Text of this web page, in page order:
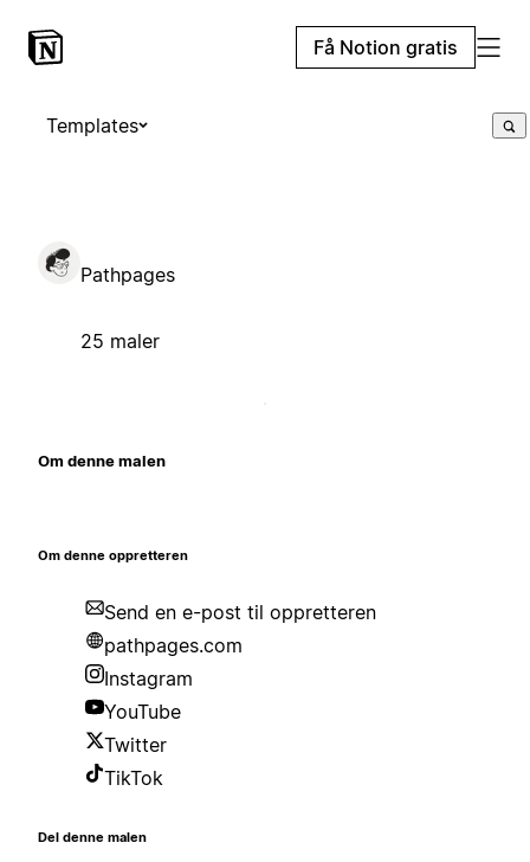
Få Notion gratis
Templates
Pathpages
25 maler
Om denne malen
Om denne oppretteren
Send en e-post til oppretteren
pathpages.com
Instagram
YouTube
Twitter
TikTok
Del denne malen